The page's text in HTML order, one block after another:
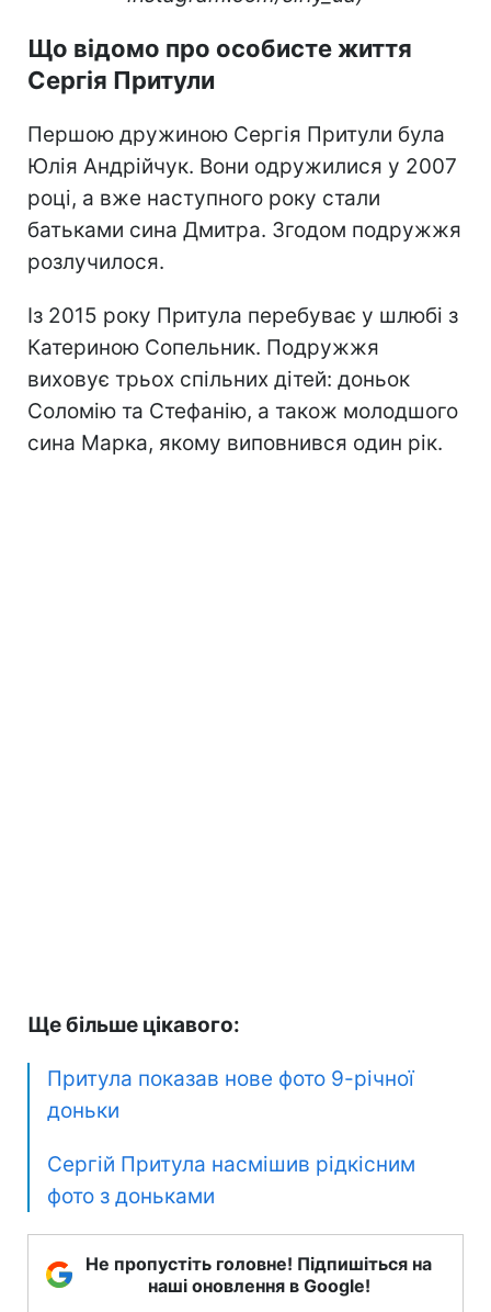
Що відомо про особисте життя
Сергія Притули
Першою дружиною Сергія Притули була
Юлія Андрійчук. Вони одружилися у 2007
році, а вже наступного року стали
батьками сина Дмитра. Згодом подружжя
розлучилося.
Із 2015 року Притула перебуває у шлюбі з
Катериною Сопельник. Подружжя
виховує трьох спільних дітей: доньок
Соломію та Стефанію, а також молодшого
сина Марка, якому виповнився один рік.
Ще більше цікавого:
Притула показав нове фото 9-річної
доньки
Сергій Притула насмішив рідкісним
фото з доньками
Не пропустіть головне! Підпишіться на
наші оновлення в Google!